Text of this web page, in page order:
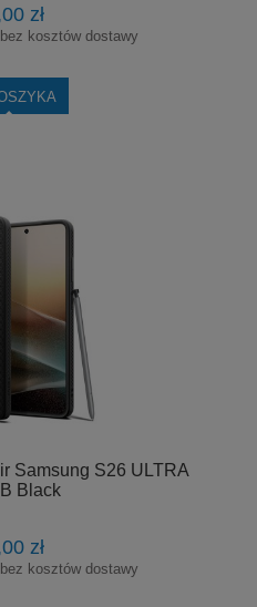
zł
kosztów dostawy
Samsung S26 ULTRA
Black
zł
kosztów dostawy